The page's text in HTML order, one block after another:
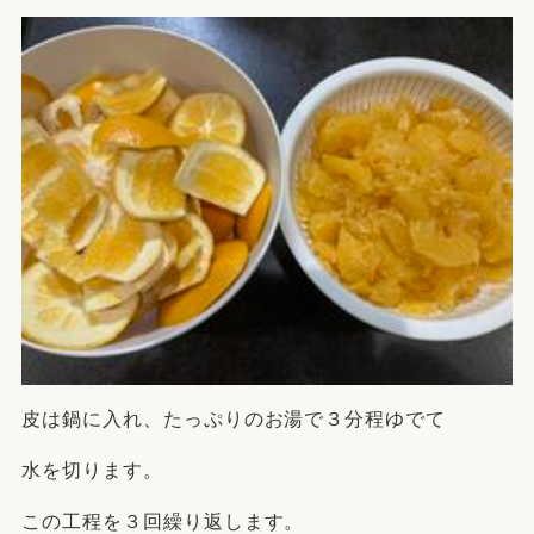
皮は鍋に入れ、たっぷりのお湯で３分程ゆでて
水を切ります。
この工程を３回繰り返します。